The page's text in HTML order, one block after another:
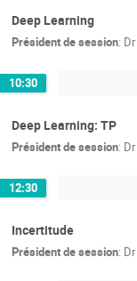
Deep Learning
Président de session: Dr
10:30
Deep Learning: TP
Président de session: Dr
12:30
Incertitude
Président de session: Dr